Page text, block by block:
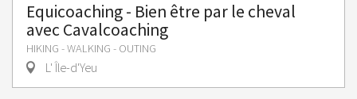
Equicoaching - Bien être par le cheval
avec Cavalcoaching
HIKING - WALKING - OUTING
L' Île-d'Yeu